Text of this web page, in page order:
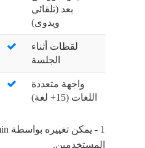
بعد (تلقائى
ويدوى)
لقطات أثناء
الجلسة
واجهة متعددة
اللغات (15+ لغة)
المستخدمين.